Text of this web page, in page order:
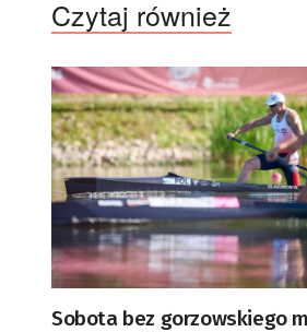
Czytaj również
Sobota bez gorzowskiego